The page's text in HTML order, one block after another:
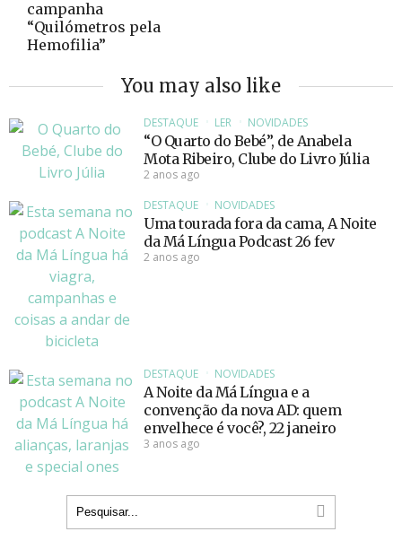
campanha
“Quilómetros pela
Hemofilia”
You may also like
DESTAQUE LER NOVIDADES
“O Quarto do Bebé”, de Anabela
Mota Ribeiro, Clube do Livro Júlia
2 anos ago
DESTAQUE
NOVIDADES
Uma tourada fora da cama, A Noite
da Má Língua Podcast 26 fev
2 anos ago
DESTAQUE NOVIDADES
A Noite da Má Língua e a
convenção da nova AD: quem
envelhece é você?, 22 janeiro
3 anos ago